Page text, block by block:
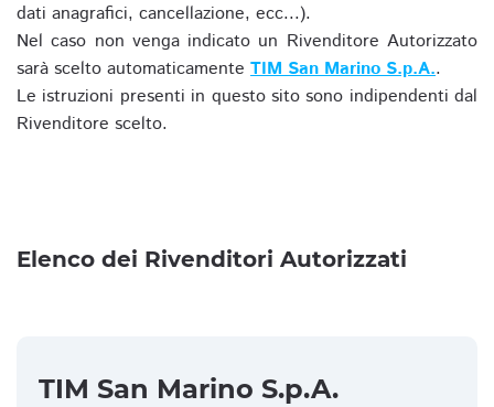
dati anagrafici, cancellazione, ecc...).
Nel caso non venga indicato un Rivenditore Autorizzato
sarà scelto automaticamente TIM San Marino S.p.A..
Le istruzioni presenti in questo sito sono indipendenti dal
Rivenditore scelto.
Elenco dei Rivenditori Autorizzati
TIM San Marino S.p.A.